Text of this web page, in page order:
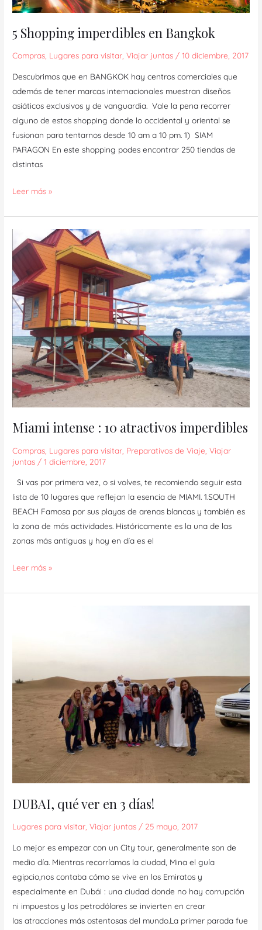
5 Shopping imperdibles en Bangkok
Compras, Lugares para visitar,Viajar juntas /10 diciembre, 2017
Descubrimos que en BANGKOK hay centros comerciales que
además de tener marcas internacionales muestran diseños
asiáticos exclusivos y de vanguardia. Vale la pena recorrer
alguno de estos shopping donde lo occidental y oriental se
fusionan para tentarnos desde 10 am a 10 pm. 1) SIAM
PARAGON En este shopping podes encontrar 250 tiendas de
distintas
Leer más »
Miami intense : 10 atractivos imperdibles
Compras Lugares para visitar Preparativos de Viaje ,Viajar
juntas /1 diciembre, 2017
Si vas por primera vez, o si volves, te recomiendo seguir esta
lista de 10 lugares que reflejan la esencia de MIAMI. 1.SOUTH
BEACH Famosa por sus playas de arenas blancas y también es
la zona de más actividades. Históricamente es la una de las
zonas más antiguas y hoy en día es el
Miami
intense
10
atractivos
imperdibles
Leer más »
DUBAI, qué ver en 3 días!
Lugares para visitar ,Viajar juntas / 25 mayo, 2017
Lo mejor es empezar con un City tour, generalmente son de
medio día. Mientras recorríamos la ciudad, Mina el guía
egipcio,nos contaba cómo se vive en los Emiratos y
especialmente en Dubái : una ciudad donde no hay corrupción
ni impuestos y los petrodólares se invierten en crear
las atracciones más ostentosas del mundo.La primer parada fue
días!